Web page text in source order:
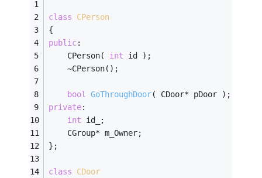
class
CPerson
{
public:
    CPerson(
int id );
    ~CPerson();
bool GoThroughDoor( CDoor* pDoor ) ;
private:
int id_;
    CGroup* m_Owner;
};
class
CDoor